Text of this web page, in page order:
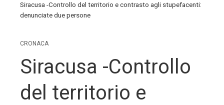
Siracusa -Controllo del territorio e contrasto agli stupefacenti:
denunciate due persone
CRONACA
Siracusa -Controllo
del territorio e